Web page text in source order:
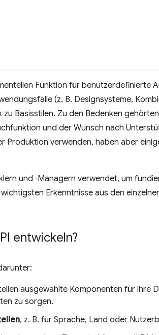
Funktion für benutzerdefinierte
(z. B. Designsysteme,
Basisstilen. Zu den Bedenken
und der Wunsch nach
Produktion verwenden, haben aber
und ‑Managern verwendet, um
Erkenntnisse aus den
entwickeln?
ausgewählte Komponenten für ihre
zu sorgen.
, z. B. für Sprache, Land oder